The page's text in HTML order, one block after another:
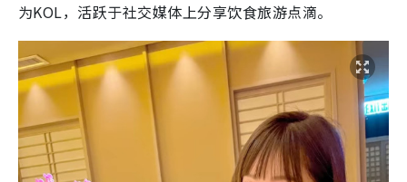
为KOL，活跃于社交媒体上分享饮食旅游点滴。